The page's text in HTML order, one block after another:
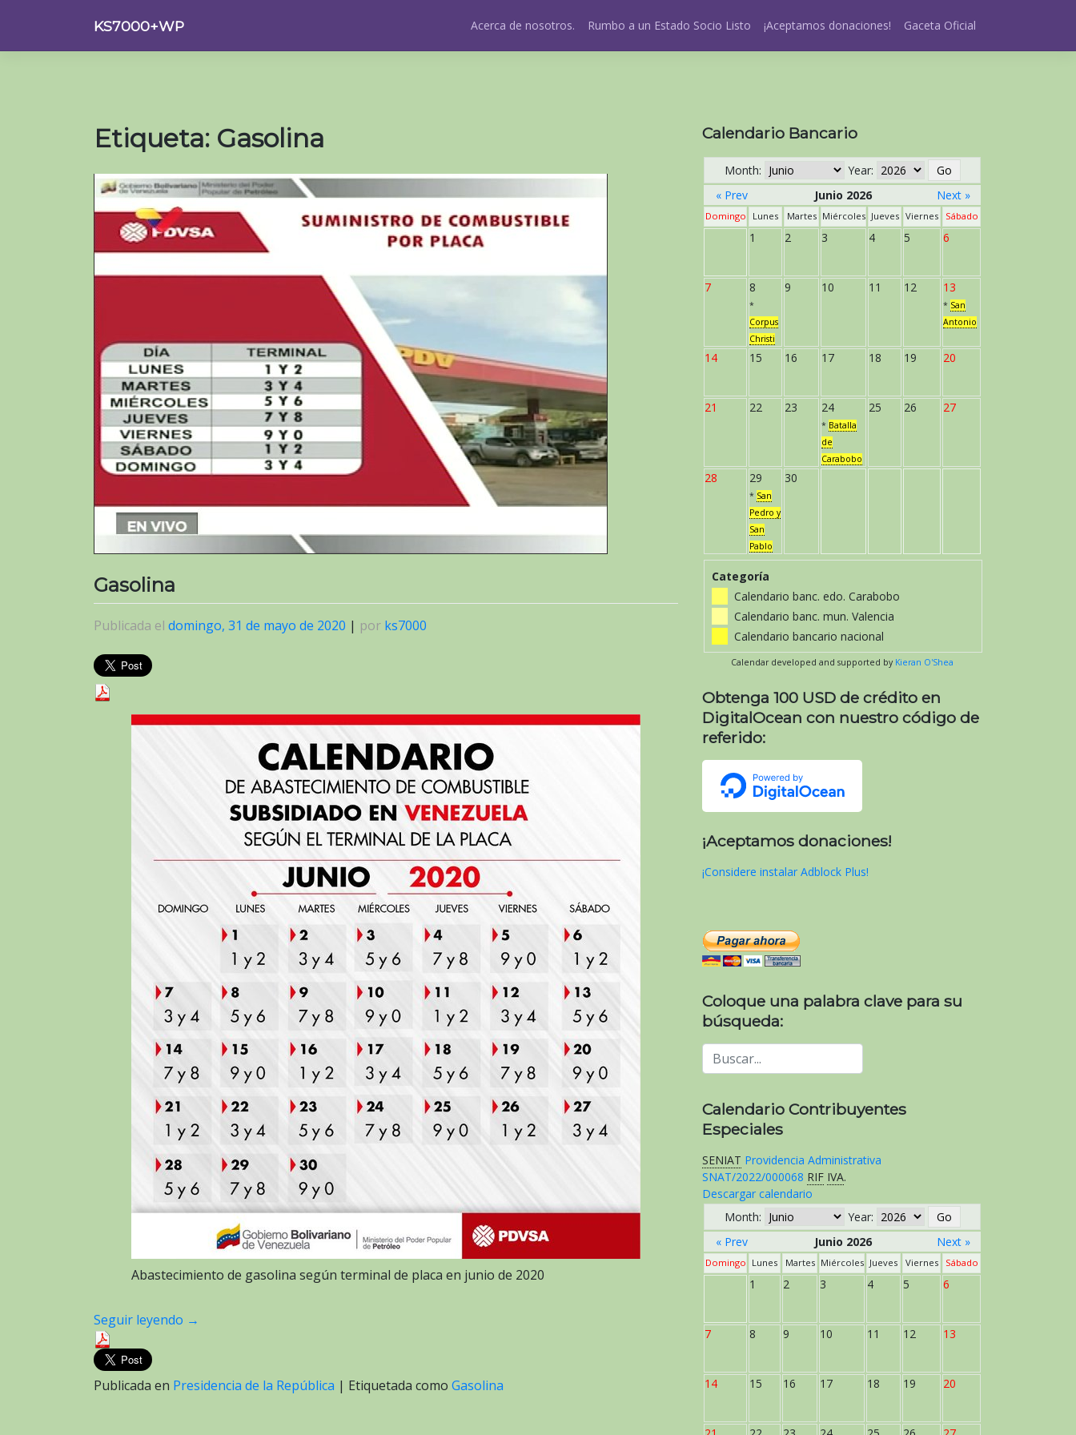
contenido
KS7000+WP Acerca de nosotros. Rumbo a un Estado Socio Listo ¡Aceptamos donaciones! Gaceta Oficial
Etiqueta: Gasolina
Gasolina
Publicada el domingo, 31 de mayo de 2020 | por ks7000
Abastecimiento de gasolina según terminal de placa en junio de 2020
Seguir leyendo →
Publicada en Presidencia de la República | Etiquetada como Gasolina
Calendario Bancario
Month:
Year:
« Prev
Junio 2026 Next »
Domingo Lunes Martes Miércoles Jueves Viernes Sábado
1 2 3 4 5 6
7 8
*
Corpus
Christi
9 10 11 12 13
* San
Antonio
14 15 16 17 18 19 20
21 22 23 24
* Batalla
de
Carabobo
25 26 27
28 29
* San
Pedro y
San
Pablo
30
Categoría
Calendario banc. edo. Carabobo
Calendario banc. mun. Valencia
Calendario bancario nacional
Calendar developed and supported by Kieran O'Shea
Obtenga 100 USD de crédito en
DigitalOcean con nuestro código de
referido:
¡Aceptamos donaciones!
¡Considere instalar Adblock Plus!
Coloque una palabra clave para su
búsqueda:
Calendario Contribuyentes
Especiales
SENIAT Providencia Administrativa
SNAT/2022/000068 RIF IVA.
Descargar calendario
Month:
Year:
« Prev
Junio 2026 Next »
Domingo Lunes Martes Miércoles Jueves Viernes Sábado
1 2 3 4 5 6
7 8 9 10 11 12 13
14 15 16 17 18 19 20